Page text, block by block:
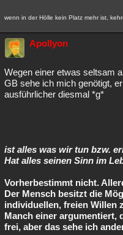
wenn in der Hölle kein Platz mehr ist,
Apollyon
Wegen einer etwas seltsam
GB sehe ich mich genötigt,
ausführlicher diesmal *g*
ist alles was wir tun bzw.
Hat alles seinen Sinn im
Vorherbestimmt nicht.
Der Mensch besitzt die
individuellen, freien Willen
Manch einer argumentiert,
frei, aber das sehe ich